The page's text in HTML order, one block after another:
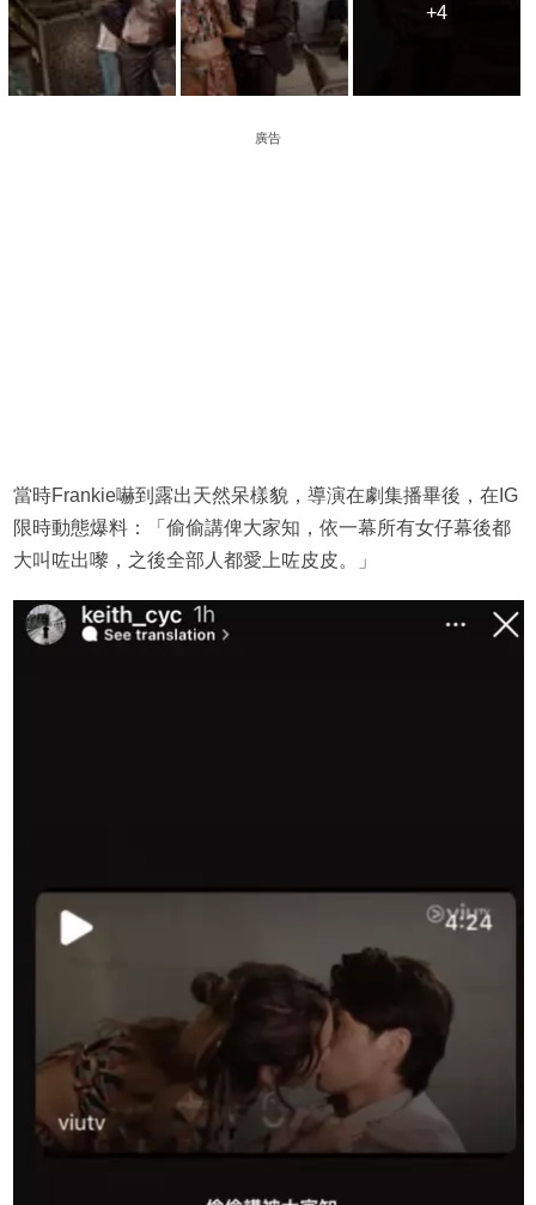
+4
+4
廣告
當時Frankie嚇到露出天然呆樣貌，導演在劇集播畢後，在IG
限時動態爆料：「偷偷講俾大家知，依一幕所有女仔幕後都
大叫咗出嚟，之後全部人都愛上咗皮皮。」